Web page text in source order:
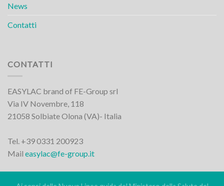
News
Contatti
CONTATTI
EASYLAC brand of FE-Group srl
Via IV Novembre, 118
21058 Solbiate Olona (VA)- Italia
Tel. +39 0331 200923
Mail easylac@fe-group.it